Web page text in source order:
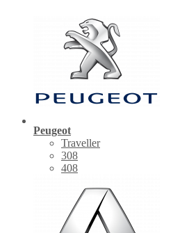
Peugeot
Traveller
308
408